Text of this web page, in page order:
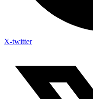
X-twitter